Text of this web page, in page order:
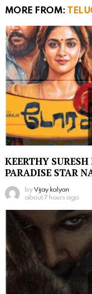
MORE FROM:
KEERTHY
PARADISE STAR
by Vijay kalyan
about 7 hours ago